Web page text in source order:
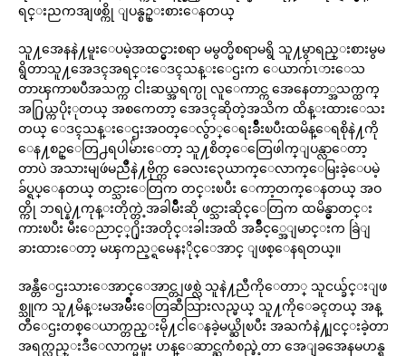
ရင္းညကအျဖစ္ကို ျပန္စဥ္းစားေနတယ္
သူ႔အေနနဲ႔မူးေပမဲ့အထင္မွားစရာ မမွတ္မိစရာမရွိ သူ႔မွာရည္းစားမွမ
ရွိတာသူ႔အေဒၚအရင္းေဒၚသန္းေဌးက ေယာက်ၤားေသ
တာၾကာၿပီအသက္က ငါးဆယ္အရက္ပု လူေကာင္က အေနေတာ္အသက္ထက္
အ႐ြယ္ကပိုႏုတယ္ အစကေတာ့ အေဒၚဆိုတဲ့အသိက ထိန္းထားေသး
တယ္ ေဒၚသန္းေဌးအဝတ္ေလွ်ာ္ေရးခ်ိဳးၿပီးထမိန္ေရစိုနဲ႔ကို
ေန႔စဥ္ေတြ႕ရပါမ်ားေတာ့ သူ႔စိတ္ေတြေဖါက္ျပန္လာေတာ့
တာပဲ အသားမျဖဴမညိဳနဲ႔ဗိုက္က ခေလး၃ေယာက္ေလာက္ေမြးခဲ့ေပမဲ့
ခ်ပ္ရပ္ေနတယ္ တင္သားေတြက တင္းၿပီး ေကာ့တက္ေနတယ္ အဝ
တ္ကို ဘရပ္နဲ႔ကုန္းတိုက္တဲ့အခါမ်ိဳးဆို ဖင္သားဆိုင္ေတြက ထမိန္မွာတင္း
ကားၿပီး မီးေညာင့္႐ိုးအတိုင္းခါးအထိ အခ်ိဳင့္အေျမာင္းက ခြဲျ
ခားထားေတာ့ မၾကည့္ရမေနႏိုင္ေအာင္ ျဖစ္ေနရတယ္။
အန္တီေဌးသားေအာင္ေအာင္တျဖစ္လဲ သူနဲ႔ညီကိုေတာ္ သူငယ္ခ်င္းျဖ
စ္သူက သူ႔မိန္းမအမ်ိဳးေတြဆီသြားလည္မယ္ သူ႔ကိုေခၚတယ္ အန္
တီေဌးတစ္ေယာက္တည္းမို႔ငါေနခဲ့မယ္ဆိုၿပီး အႀကံနဲ႔ျငင္းခဲ့တာ
အရက္လည္းဒီေလာက္မမူး ဟန္ေဆာင္ႀကံစည္ခဲ့တာ အေျခအေနမဟန္ရ